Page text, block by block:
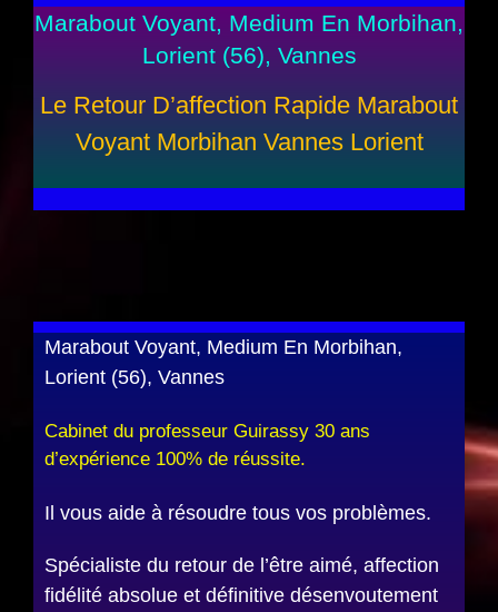
Marabout Voyant, Medium En Morbihan,
Lorient (56), Vannes
Le Retour D’affection Rapide Marabout
Voyant Morbihan Vannes Lorient
Marabout Voyant, Medium En Morbihan,
Lorient (56), Vannes
Cabinet du professeur Guirassy 30 ans
d’expérience 100% de réussite.
Il vous aide à résoudre tous vos problèmes.
Spécialiste du retour de l’être aimé, affection
fidélité absolue et définitive désenvoutement